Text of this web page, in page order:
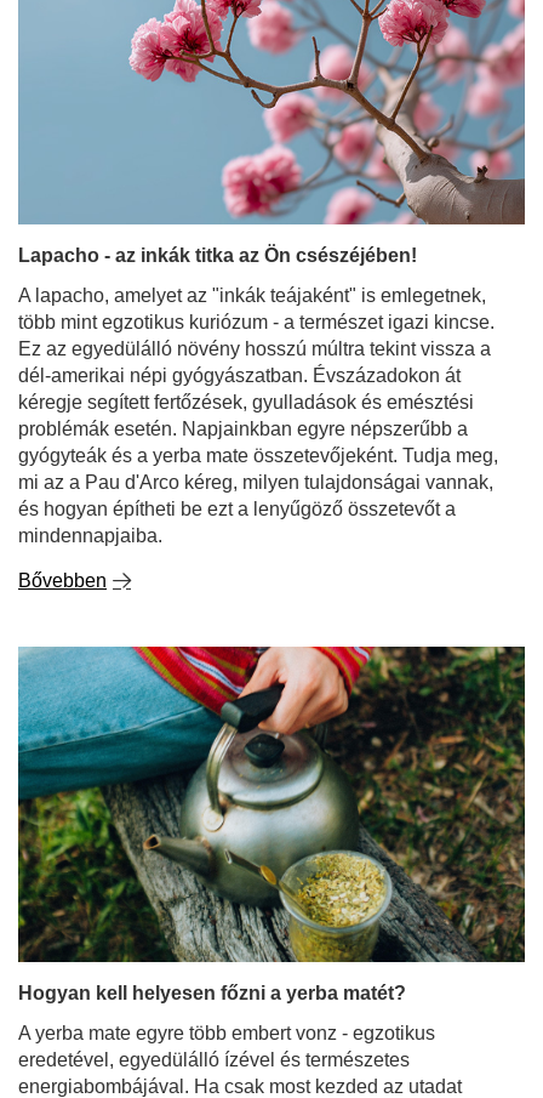
Lapacho - az inkák titka az Ön csészéjében!
A lapacho, amelyet az "inkák teájaként" is emlegetnek,
több mint egzotikus kuriózum - a természet igazi kincse.
Ez az egyedülálló növény hosszú múltra tekint vissza a
dél-amerikai népi gyógyászatban. Évszázadokon át
kéregje segített fertőzések, gyulladások és emésztési
problémák esetén. Napjainkban egyre népszerűbb a
gyógyteák és a yerba mate összetevőjeként. Tudja meg,
mi az a Pau d'Arco kéreg, milyen tulajdonságai vannak,
és hogyan építheti be ezt a lenyűgöző összetevőt a
mindennapjaiba.
Bővebben
Hogyan kell helyesen főzni a yerba matét?
A yerba mate egyre több embert vonz - egzotikus
eredetével, egyedülálló ízével és természetes
energiabombájával. Ha csak most kezded az utadat